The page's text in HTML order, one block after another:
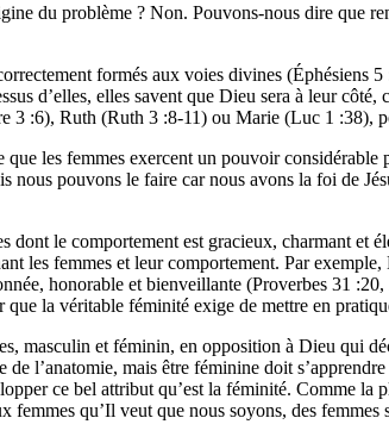
du problème ? Non. Pouvons-nous dire que
formés aux voies divines (Éphésiens
d’elles, elles savent que Dieu sera à leur
3 :6), Ruth (Ruth 3 :8-11) ou Marie (Luc 1 :38),
les femmes exercent un pouvoir
pouvons le faire car nous avons la foi de
le comportement est gracieux, charmant et
les femmes et leur comportement. Par
honorable et bienveillante (Proverbes 31
la véritable féminité exige de mettre en
masculin et féminin, en opposition à Dieu qui
l’anatomie, mais être féminine doit
ce bel attribut qu’est la féminité. Comme la
qu’Il veut que nous soyons, des